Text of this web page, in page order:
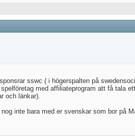
sswc ( i högerspalten på
med affiliateprogram att få tala
och länkar).
inte bara med er svenskar som bor på